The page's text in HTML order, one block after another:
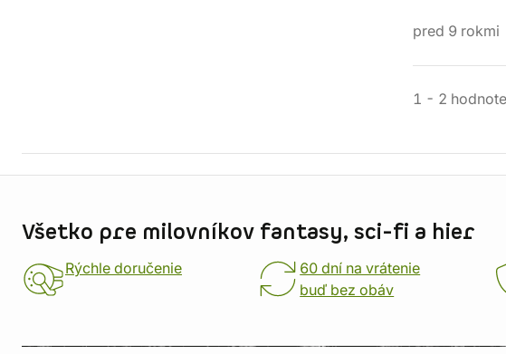
pred 9 rokmi
1 - 2
Všetko pre milovníkov fantasy, sci-fi a hier
Rýchle doručenie
60 dní na vrátenie
buď bez obáv